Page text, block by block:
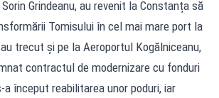
Grindeanu, au revenit la Constanța să
Tomisului în cel mai mare port la
trecut și pe la Aeroportul Kogălniceanu,
contractul de modernizare cu fonduri
început reabilitarea unor poduri, iar